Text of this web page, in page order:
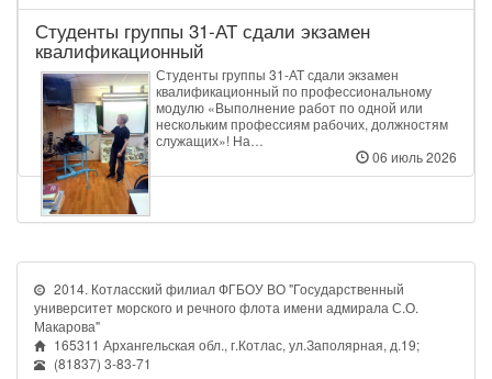
Студенты группы 31‑АТ сдали экзамен
квалификационный
Студенты группы 31‑АТ сдали экзамен
квалификационный по профессиональному
модулю «Выполнение работ по одной или
нескольким профессиям рабочих, должностям
служащих»! На…
06 июль 2026
2014. Котласский филиал ФГБОУ ВО "Государственный
университет морского и речного флота имени адмирала С.О.
Макарова"
165311 Архангельская обл., г.Котлас, ул.Заполярная, д.19;
(81837) 3-83-71